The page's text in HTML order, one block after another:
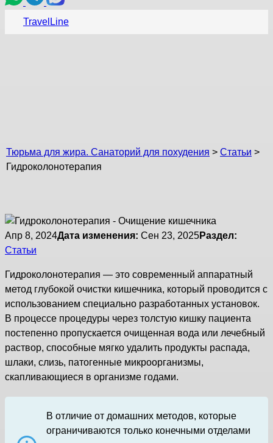
TravelLine
Тюрьма для жира. Санаторий для похудения > Статьи >
Гидроколонотерапия
Апр 8, 2024Дата изменения: Сен 23, 2025Раздел:
Статьи
Гидроколонотерапия — это современный аппаратный
метод глубокой очистки кишечника, который проводится с
использованием специально разработанных установок.
В процессе процедуры через толстую кишку пациента
постепенно пропускается очищенная вода или лечебный
раствор, способные мягко удалить продукты распада,
шлаки, слизь, патогенные микроорганизмы,
скапливающиеся в организме годами.
В отличие от домашних методов, которые
ограничиваются только конечными отделами